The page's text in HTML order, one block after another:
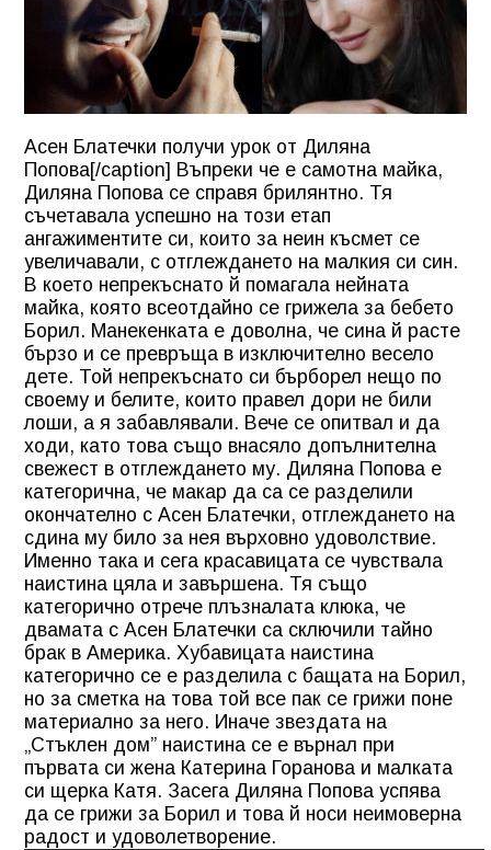
Асен Блатечки получи урок от Диляна
Попова[/caption] Въпреки че е самотна майка,
Диляна Попова се справя брилянтно. Тя
съчетавала успешно на този етап
ангажиментите си, които за неин късмет се
увеличавали, с отглеждането на малкия си син.
В което непрекъснато й помагала нейната
майка, която всеотдайно се грижела за бебето
Борил. Манекенката е доволна, че сина й расте
бързо и се превръща в изключително весело
дете. Той непрекъснато си бърборел нещо по
своему и белите, които правел дори не били
лоши, а я забавлявали. Вече се опитвал и да
ходи, като това също внасяло допълнителна
свежест в отглеждането му. Диляна Попова е
категорична, че макар да са се разделили
окончателно с Асен Блатечки, отглеждането на
сдина му било за нея върховно удоволствие.
Именно така и сега красавицата се чувствала
наистина цяла и завършена. Тя също
категорично отрече плъзналата клюка, че
двамата с Асен Блатечки са сключили тайно
брак в Америка. Хубавицата наистина
категорично се е разделила с бащата на Борил,
но за сметка на това той все пак се грижи поне
материално за него. Иначе звездата на
„Стъклен дом” наистина се е върнал при
първата си жена Катерина Горанова и малката
си щерка Катя. Засега Диляна Попова успява
да се грижи за Борил и това й носи неимоверна
радост и удоволетворение.